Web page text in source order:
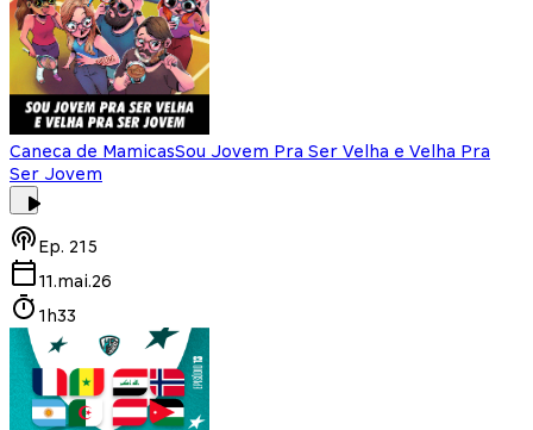
Caneca de MamicasSou Jovem Pra Ser Velha e Velha Pra
Ser Jovem
Ep. 215
11.mai.26
1h33